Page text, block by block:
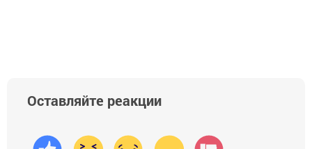
Оставляйте реакции